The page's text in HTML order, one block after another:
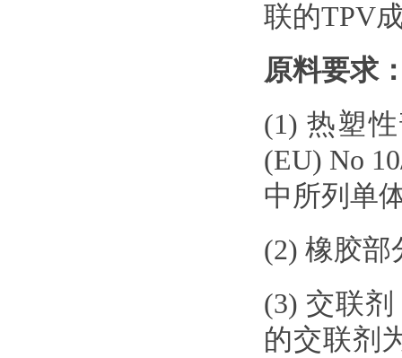
联的TPV
原料要求
(1) 热塑
(EU) No
中所列单
(2) 橡胶
(3) 交联
的交联剂